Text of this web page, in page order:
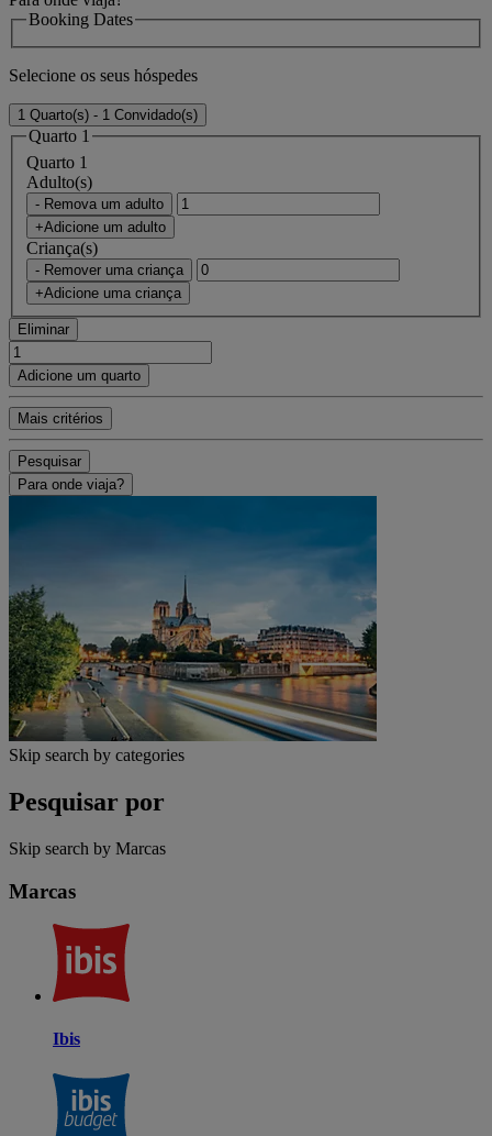
Booking Dates
Selecione os seus hóspedes
1 Quarto(s) - 1 Convidado(s)
Quarto 1
Quarto 1
Adulto(s)
- Remova um adulto
+Adicione um adulto
Criança(s)
- Remover uma criança
+Adicione uma criança
Eliminar
Adicione um quarto
Mais critérios
Pesquisar
Para onde viaja?
Skip search by categories
Pesquisar por
Skip search by Marcas
Marcas
Ibis